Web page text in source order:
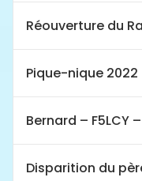
Réouverture du
Pique-nique 2022
Bernard – F5LCY
Disparition du